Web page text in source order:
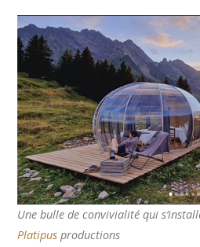
Une bulle de convivialité qui
Platipus productions